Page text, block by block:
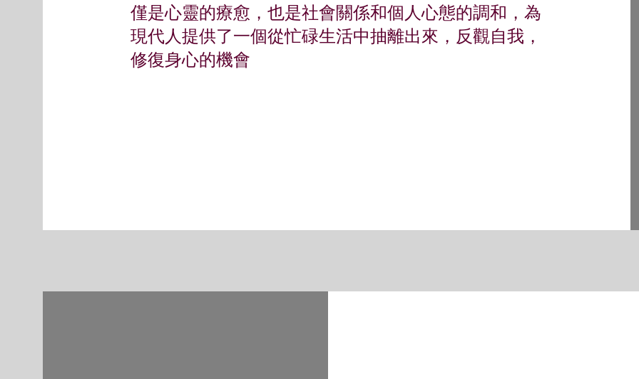
僅是心靈的療愈，也是社會關係和個人心態的調和，為
現代人提供了一個從忙碌生活中抽離出來，反觀自我，
修復身心的機會